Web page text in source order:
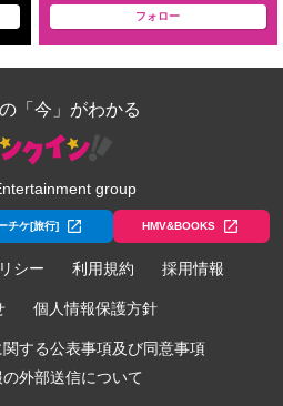
フォロー
「今」がわかる
group
チケ[旅行] HMV&BOOKS
シー 利用規約 採用情報
個人情報保護方針
する公表事項及び同意事項
外部送信について